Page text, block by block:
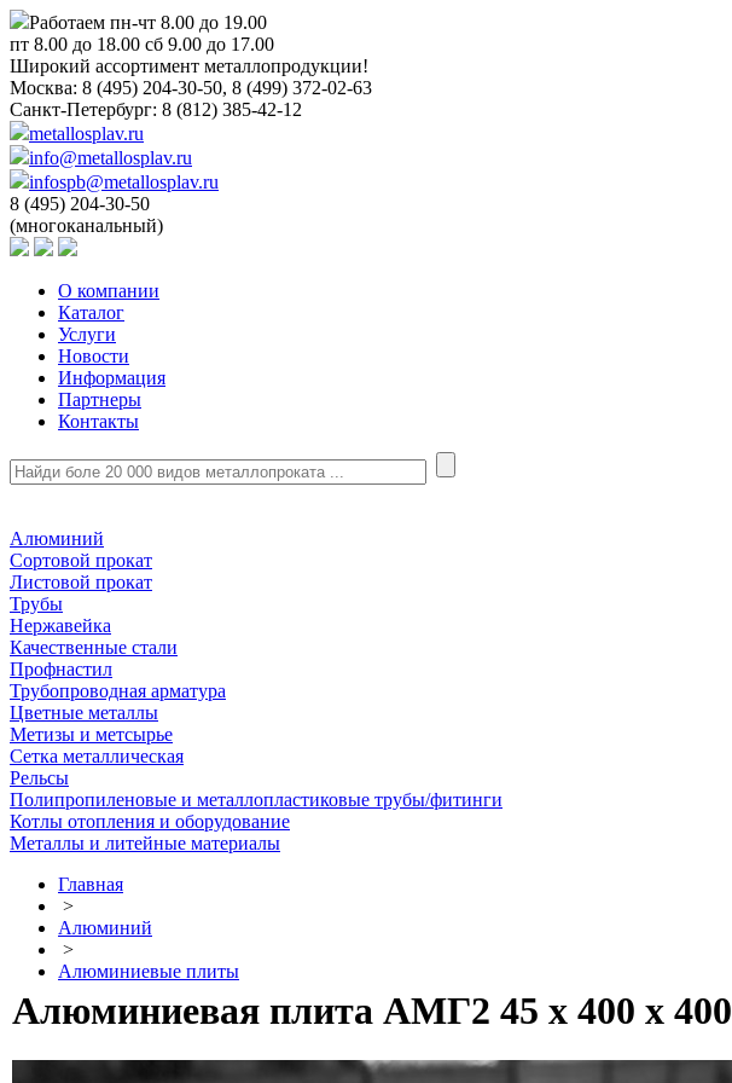
Работаем пн-чт 8.00 до 19.00
пт 8.00 до 18.00 сб 9.00 до 17.00
Широкий ассортимент металлопродукции!
Москва: 8 (495) 204-30-50, 8 (499) 372-02-63
Санкт-Петербург: 8 (812) 385-42-12
metallosplav.ru
info@metallosplav.ru
infospb@metallosplav.ru
8 (495) 204-30-50
(многоканальный)
О компании
Каталог
Услуги
Новости
Информация
Партнеры
Контакты
Алюминий
Сортовой прокат
Листовой прокат
Трубы
Нержавейка
Качественные стали
Профнастил
Трубопроводная арматура
Цветные металлы
Метизы и метсырье
Сетка металлическая
Рельсы
Полипропиленовые и металлопластиковые трубы/фитинги
Котлы отопления и оборудование
Металлы и литейные материалы
Главная
>
Алюминий
>
Алюминиевые плиты
Алюминиевая плита АМГ2 45 х 400 х 400